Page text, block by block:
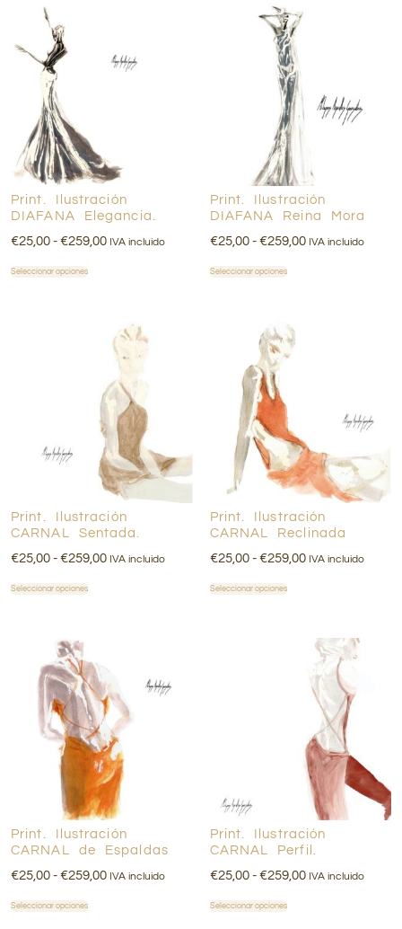
Print. Ilustración
DIAFANA Elegancia.
€25,00 - €259,00 IVA incluido
Seleccionar opciones
Print. Ilustración
DIAFANA Reina Mora
€25,00 - €259,00 IVA incluido
Seleccionar opciones
Print. Ilustración
CARNAL Sentada.
€25,00 - €259,00 IVA incluido
Seleccionar opciones
Print. Ilustración
CARNAL Reclinada
€25,00 - €259,00 IVA incluido
Seleccionar opciones
Print. Ilustración
CARNAL de Espaldas
€25,00 - €259,00 IVA incluido
Seleccionar opciones
Print. Ilustración
CARNAL Perfil.
€25,00 - €259,00 IVA incluido
Seleccionar opciones